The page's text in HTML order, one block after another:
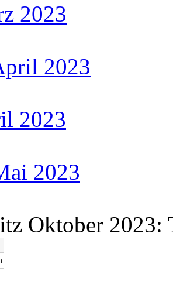
2023
2023
2023
2023
Oktober 2023: